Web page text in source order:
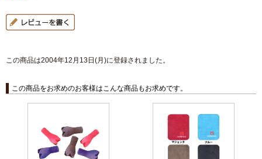
この商品は2004年12月13日(月)に登録されました。
この商品をお求めのお客様はこんな商品もお求めです。